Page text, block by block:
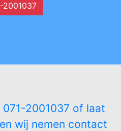
2001037
2001037 of laat
wij nemen contact